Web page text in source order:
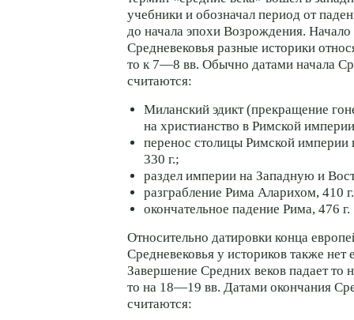
учебники и обозначал период от
до начала эпохи Возрождения. Начало
Средневековья разные историки
то к 7—8 вв. Обычно датами начала
считаются:
Миланский эдикт (прекращение
на христианство в Римской
перенос столицы Римской империи
330 г.;
раздел империи на Западную и
разграбление Рима Аларихом, 410
окончательное падение Рима, 476 г.
Относительно датировки конца
Средневековья у историков также нет
Завершение Средних веков падает
то на 18—19 вв. Датами окончания
считаются: